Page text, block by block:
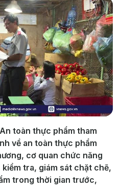
Play
Video
toàn thực phẩm tham
về an toàn thực phẩm
cơ quan chức năng
tra, giám sát chặt chẽ,
trong thời gian trước,